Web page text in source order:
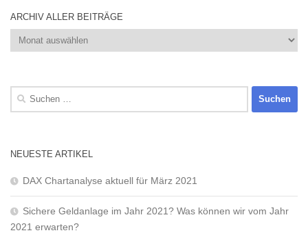
ARCHIV ALLER BEITRÄGE
Archiv
aller
Suchen
NEUESTE ARTIKEL
DAX Chartanalyse aktuell für März 2021
Sichere Geldanlage im Jahr 2021? Was können wir vom Jahr
2021 erwarten?